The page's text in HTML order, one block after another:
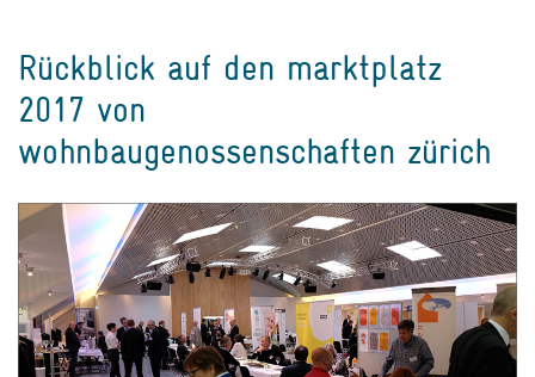
Rückblick auf den marktplatz
2017 von
wohnbaugenossenschaften zürich